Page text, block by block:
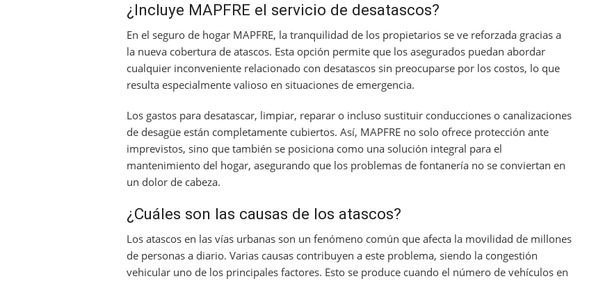
¿Incluye MAPFRE el servicio de desatascos?
En el seguro de hogar MAPFRE, la tranquilidad de los propietarios se ve reforzada gracias a
la nueva cobertura de atascos. Esta opción permite que los asegurados puedan abordar
cualquier inconveniente relacionado con desatascos sin preocuparse por los costos, lo que
resulta especialmente valioso en situaciones de emergencia.
Los gastos para desatascar, limpiar, reparar o incluso sustituir conducciones o canalizaciones
de desagüe están completamente cubiertos. Así, MAPFRE no solo ofrece protección ante
imprevistos, sino que también se posiciona como una solución integral para el
mantenimiento del hogar, asegurando que los problemas de fontanería no se conviertan en
un dolor de cabeza.
¿Cuáles son las causas de los atascos?
Los atascos en las vías urbanas son un fenómeno común que afecta la movilidad de millones
de personas a diario. Varias causas contribuyen a este problema, siendo la congestión
vehicular uno de los principales factores. Esto se produce cuando el número de vehículos en